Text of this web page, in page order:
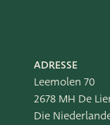
ADRESSE
Leemolen 70
2678 MH De
Die